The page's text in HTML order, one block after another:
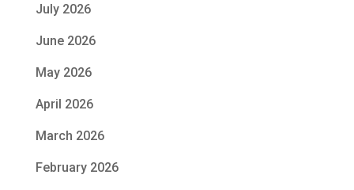
July 2026
June 2026
May 2026
April 2026
March 2026
February 2026